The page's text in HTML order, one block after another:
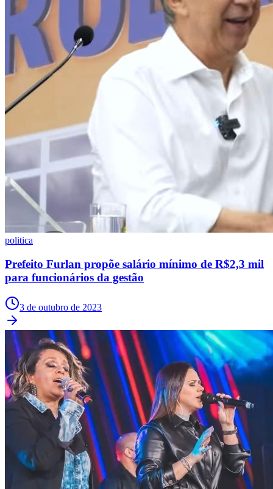
Santos
politica
Prefeito Furlan propõe salário mínimo de R$2,3 mil
para funcionários da gestão
3 de outubro de 2023